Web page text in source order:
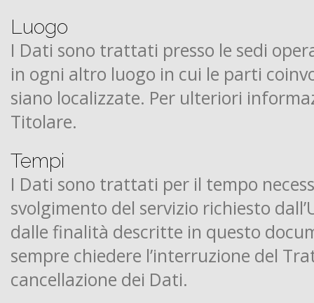
Luogo
I Dati sono trattati presso le sedi
in ogni altro luogo in cui le parti
siano localizzate. Per ulteriori
Titolare.
Tempi
I Dati sono trattati per il tempo
svolgimento del servizio richiesto
dalle finalità descritte in questo
sempre chiedere l’interruzione del
cancellazione dei Dati.